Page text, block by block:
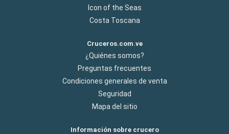
Icon of the Seas
Costa Toscana
Cruceros.com.ve
¿Quiénes somos?
Preguntas frecuentes
Condiciones generales de venta
Seguridad
Mapa del sitio
Información sobre crucero